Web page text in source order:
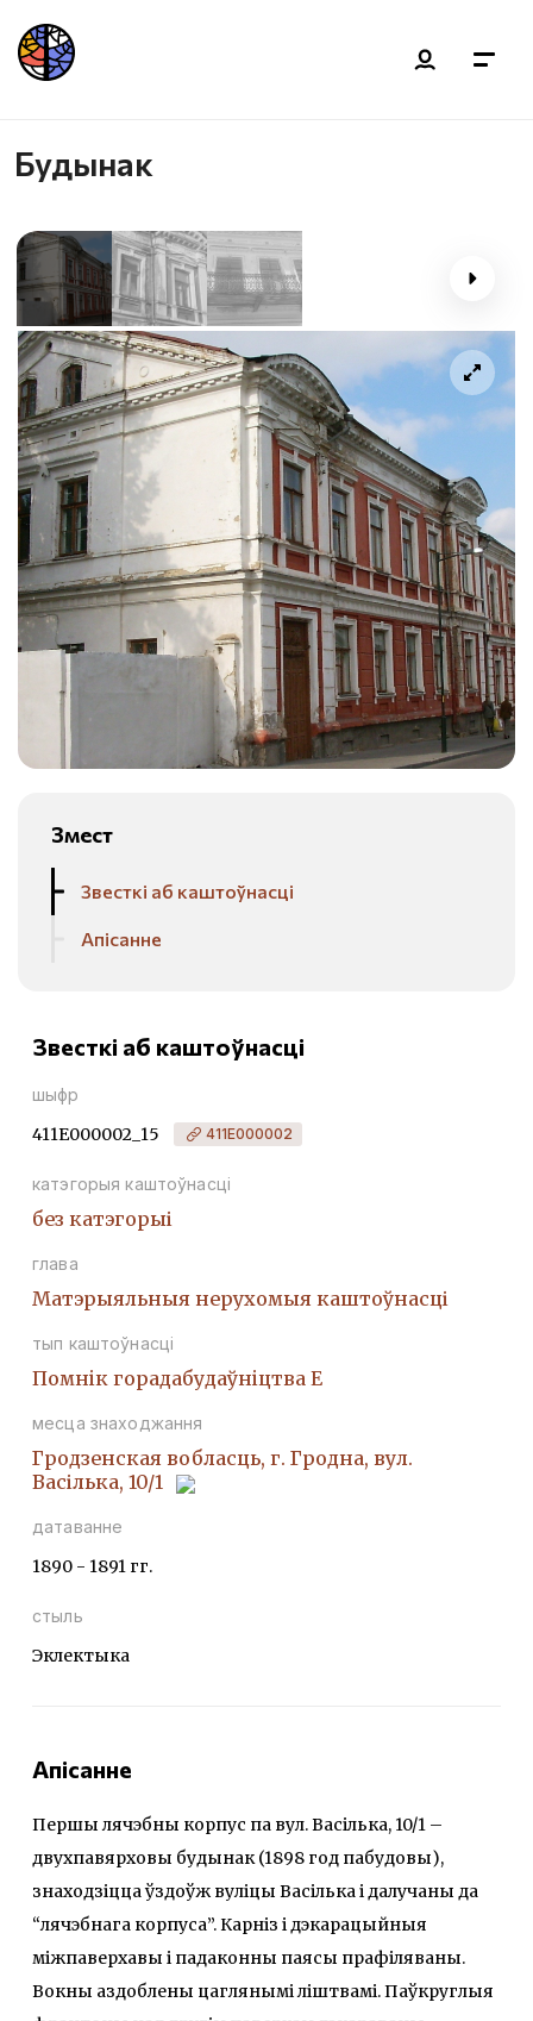
Будынак
Змест
Звесткі аб каштоўнасці
Апісанне
Звесткі аб каштоўнасці
шыфр
411Е000002_15 411Е000002
катэгорыя каштоўнасці
без катэгорыі
глава
Матэрыяльныя нерухомыя каштоўнасці
тып каштоўнасці
Помнiк горадабудаўнiцтва Е
месца знаходжання
Гродзенская вобласць, г. Гродна, вул.
Васілька, 10/1
датаванне
1890 - 1891 гг.
стыль
Эклектыка
Апісанне
Першы лячэбны корпус па вул. Васiлька, 10/1 –
двухпавярховы будынак (1898 год пабудовы),
знаходзiцца ўздоўж вулiцы Васiлька i далучаны да
“лячэбнага корпуса”. Карнiз i дэкарацыйныя
мiжпаверхавы i падаконны паясы прафiляваны.
Вокны аздоблены цаглянымi лiштвамi. Паўкруглыя